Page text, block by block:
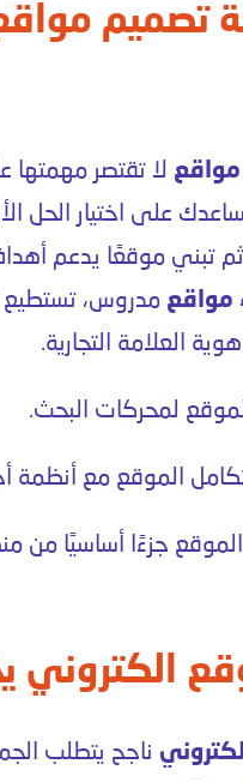
تصميم
لا تقتصر مهمتها
على اختيار الحل
تبني موقعًا يدعم
مواقع مدروس، تستطيع
العلامة التجارية.
لمحركات البحث.
الموقع مع أنظمة
جزءًا أساسيًا من
الكتروني
ناجح يتطلب